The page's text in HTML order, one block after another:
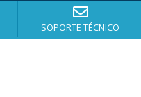
SOPORTE TÉCNICO